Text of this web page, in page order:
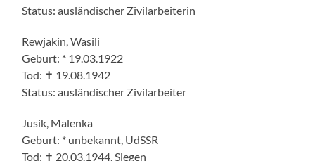
Status: ausländischer Zivilarbeiterin
Rewjakin, Wasili
Geburt: * 19.03.1922
Tod: ✝ 19.08.1942
Status: ausländischer Zivilarbeiter
Jusik, Malenka
Geburt: * unbekannt, UdSSR
Tod: ✝ 20.03.1944, Siegen